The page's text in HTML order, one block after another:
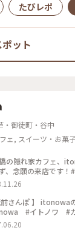
たびレポ
ポット
・御徒町・谷中
ェ, スイーツ・お菓
の隠れ家カフェ、
、念願の来店です
前さんぽ 】
#イトノワ #